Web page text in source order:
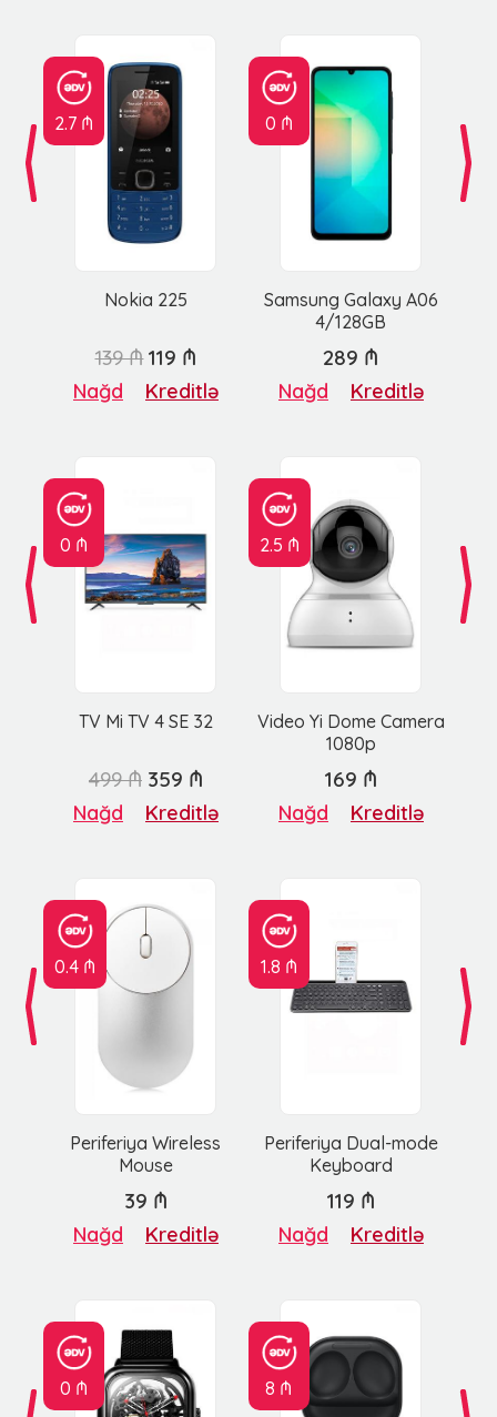
2.7 ₼
Nokia 225
0 ₼
Samsung Galaxy A06
4/128GB
139 ₼ 119 ₼
Nağd Kreditlə
289 ₼
Nağd Kreditlə
0 ₼
TV Mi TV 4 SE 32
2.5 ₼
Video Yi Dome Camera
1080p
499 ₼ 359 ₼
Nağd Kreditlə
169 ₼
Nağd Kreditlə
0.4 ₼
Periferiya Wireless
Mouse
1.8 ₼
Periferiya Dual-mode
Keyboard
39 ₼
Nağd Kreditlə
119 ₼
Nağd Kreditlə
0 ₼ 8 ₼